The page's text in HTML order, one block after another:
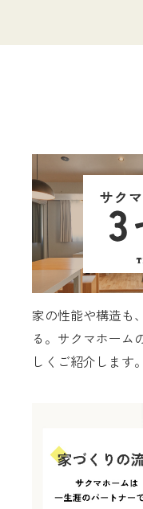
家の性能や構造も
る。サクマホーム
しくご紹介します。